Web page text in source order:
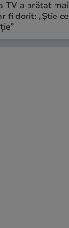
TV a arătat mai
fi dorit: „Știe ce